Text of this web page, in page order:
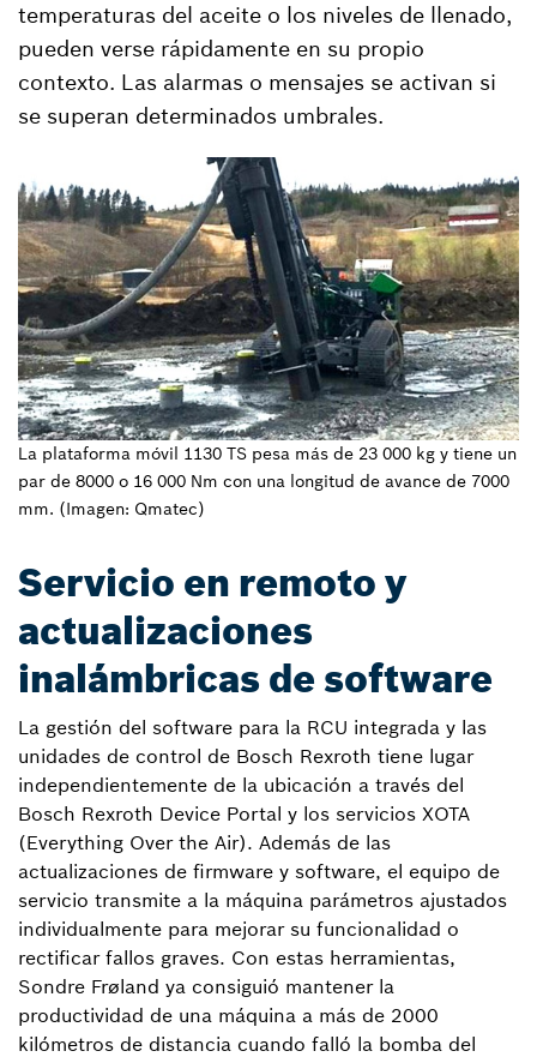
temperaturas del aceite o los niveles de llenado,
pueden verse rápidamente en su propio
contexto. Las alarmas o mensajes se activan si
se superan determinados umbrales.
La plataforma móvil 1130 TS pesa más de 23 000 kg y tiene un
par de 8000 o 16 000 Nm con una longitud de avance de 7000
mm. (Imagen: Qmatec)
Servicio en remoto y
actualizaciones
inalámbricas de software
La gestión del software para la RCU integrada y las
unidades de control de Bosch Rexroth tiene lugar
independientemente de la ubicación a través del
Bosch Rexroth Device Portal y los servicios XOTA
(Everything Over the Air). Además de las
actualizaciones de firmware y software, el equipo de
servicio transmite a la máquina parámetros ajustados
individualmente para mejorar su funcionalidad o
rectificar fallos graves. Con estas herramientas,
Sondre Frøland ya consiguió mantener la
productividad de una máquina a más de 2000
kilómetros de distancia cuando falló la bomba del